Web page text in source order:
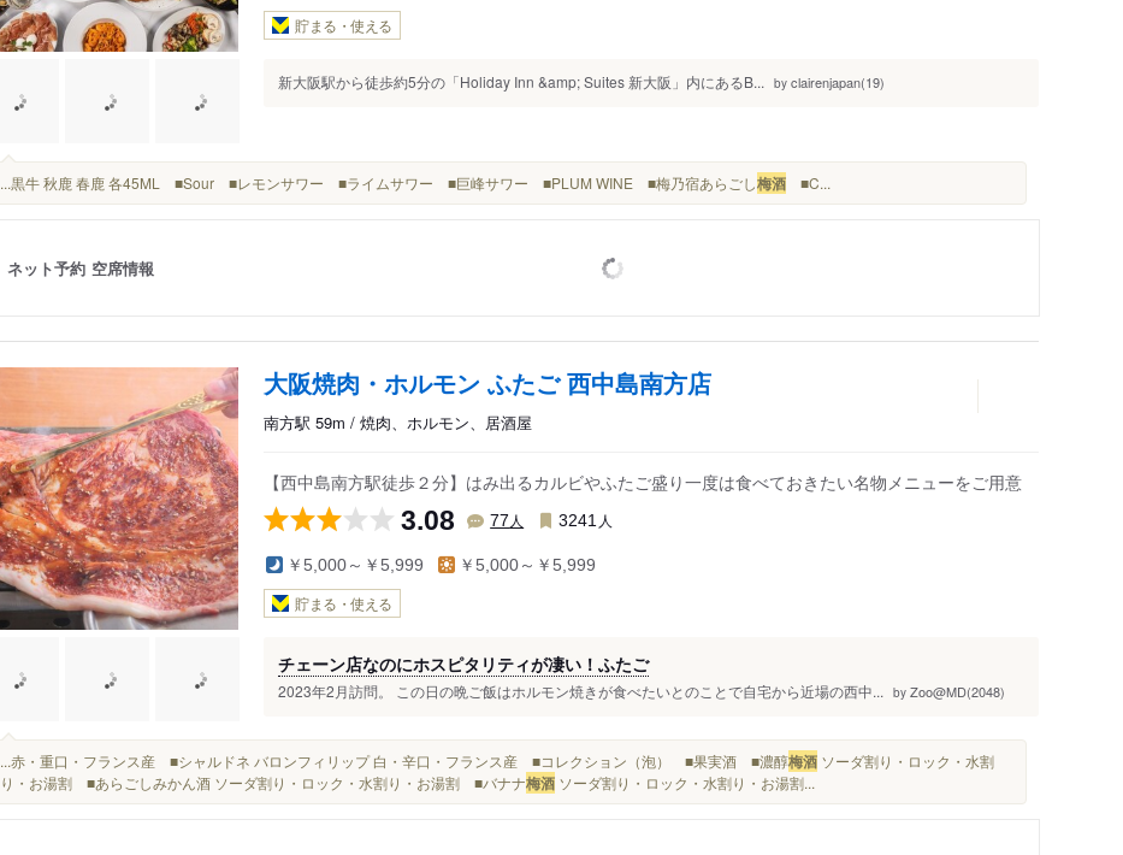
貯まる・使える
新大阪駅から徒歩約5分の「Holiday Inn &amp; Suites 新大阪」内にあるB... by clairenjapan(19)
...黒牛 秋鹿 春鹿 各45ML ■Sour ■レモンサワー ■ライムサワー ■巨峰サワー ■PLUM WINE ■梅乃宿あらごし梅酒 ■C...
ネット予約 空席情報
大阪焼肉・ホルモン ふたご 西中島南方店
南方駅 59m / 焼肉、ホルモン、居酒屋
【西中島南方駅徒歩２分】はみ出るカルビやふたご盛り一度は食べておきたい名物メニューをご用意
3.08 77 人 3241 人
￥5,000～￥5,999 ￥5,000～￥5,999
貯まる・使える
チェーン店なのにホスピタリティが凄い！ふたご
2023年2月訪問。 この日の晩ご飯はホルモン焼きが食べたいとのことで自宅から近場の西中... by Zoo@MD(2048)
...赤・重口・フランス産 ■シャルドネ バロンフィリップ 白・辛口・フランス産 ■コレクション（泡） ■果実酒 ■濃醇梅酒 ソーダ割り・ロック・水割
り・お湯割 ■あらごしみかん酒 ソーダ割り・ロック・水割り・お湯割 ■バナナ梅酒 ソーダ割り・ロック・水割り・お湯割...